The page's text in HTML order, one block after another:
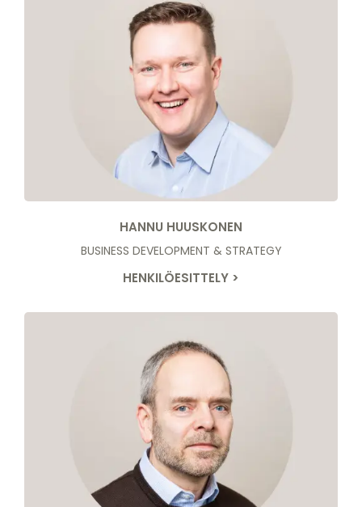
HANNU HUUSKONEN
BUSINESS DEVELOPMENT & STRATEGY
HENKILÖESITTELY >